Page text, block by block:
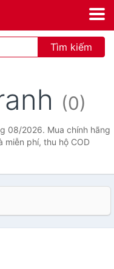
Tìm kiếm
(0)
08/2026. Mua chính hãng
miễn phí, thu hộ COD